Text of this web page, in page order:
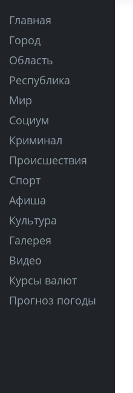
Главная
Город
Область
Республика
Мир
Социум
Криминал
Происшествия
Спорт
Афиша
Культура
Галерея
Видео
Курсы валют
Прогноз погоды